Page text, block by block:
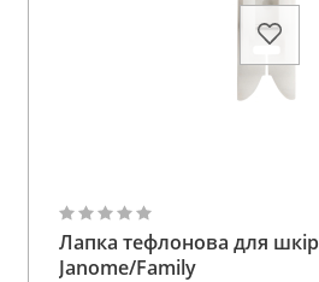
Лапка тефлонова для
Janome/Family